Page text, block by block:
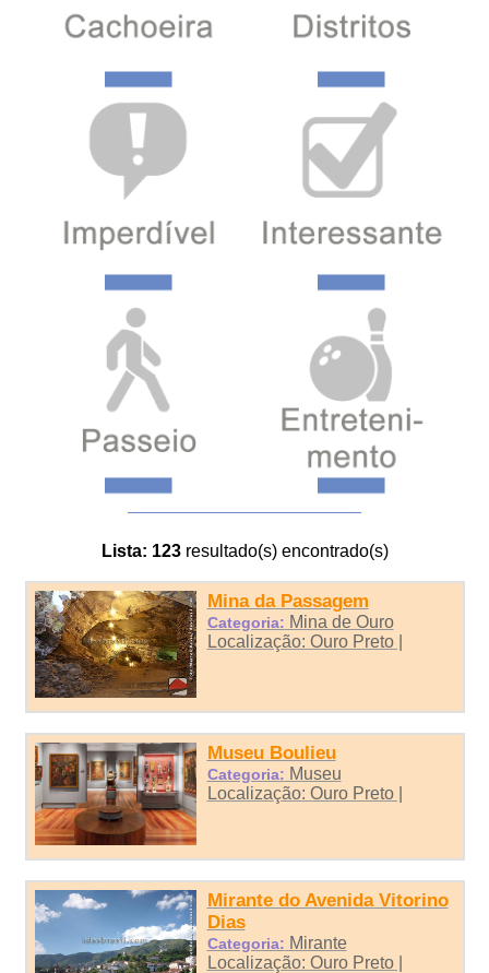
Lista: 123resultado(s) encontrado(s)
Mina da Passagem
Categoria: Mina de Ouro
Localização: Ouro Preto |
Museu Boulieu
Categoria: Museu
Localização: Ouro Preto |
Mirante do Avenida Vitorino
Dias
Categoria: Mirante
Localização: Ouro Preto |